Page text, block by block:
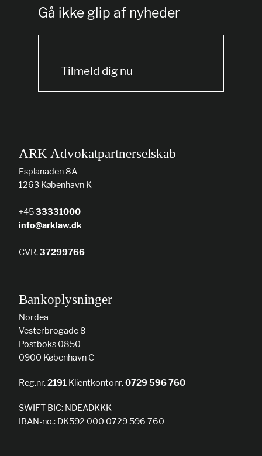
Gå ikke glip af nyheder
Tilmeld dig nu
ARK Advokatpartnerselskab
Esplanaden 8A
1263 København K
+4533331000
info@arklaw.dk
CVR.37299766
Bankoplysninger
Nordea
Vesterbrogade 8
Postboks 0850
0900 København C
Reg.nr.2191 Klientkontonr.0729 596 760
SWIFT-BIC: NDEADKKK
IBAN-no.: DK592 000 0729 596 760